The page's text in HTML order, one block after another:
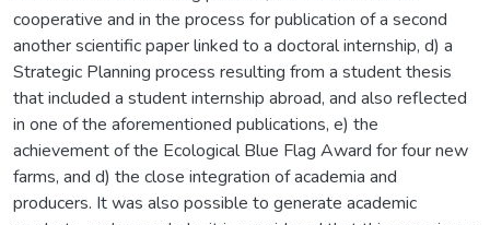
cooperative and in the process for publication of a second
another scientific paper linked to a doctoral internship, d) a
Strategic Planning process resulting from a student thesis
that included a student internship abroad, and also reflected
in one of the aforementioned publications, e) the
achievement of the Ecological Blue Flag Award for four new
farms, and d) the close integration of academia and
producers. It was also possible to generate academic